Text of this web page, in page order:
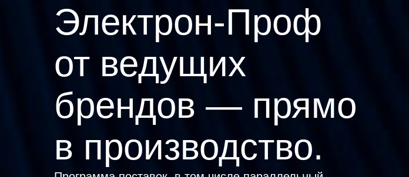
Электрон-Проф
от ведущих
брендов — прямо
в производство.